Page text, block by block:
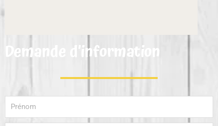
Demande d’information